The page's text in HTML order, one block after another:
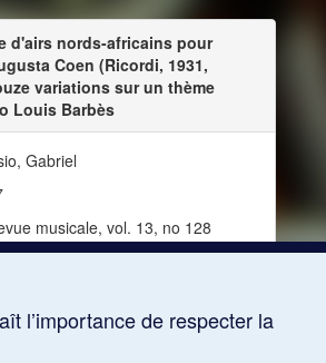
d'airs nords-africains pour
Coen (Ricordi, 1931,
variations sur un thème
Louis Barbès
Gabriel
musicale, vol. 13, no 128
l’importance de respecter la